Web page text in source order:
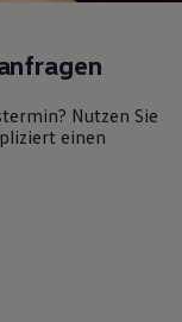
Nutzen Sie
einen